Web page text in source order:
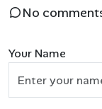
No
Your Name